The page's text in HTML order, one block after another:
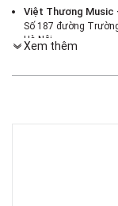
Việt Thương Music
Số 187 đường
Hà Nội
386 Cách Mạng
Việt Thương
Xem thêm